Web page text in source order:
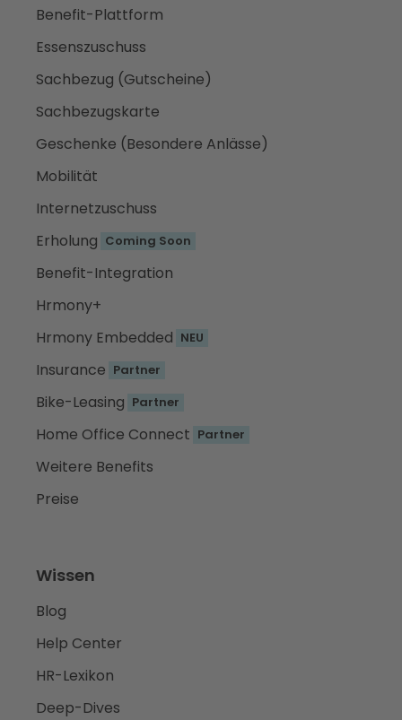
Benefit-Plattform
Essenszuschuss
Sachbezug (Gutscheine)
Sachbezugskarte
Geschenke (Besondere Anlässe)
Mobilität
Internetzuschuss
Erholung Coming Soon
Benefit-Integration
Hrmony+
Hrmony Embedded NEU
Insurance Partner
Bike-Leasing Partner
Home Office Connect Partner
Weitere Benefits
Preise
Wissen
Blog
Help Center
HR-Lexikon
Deep-Dives